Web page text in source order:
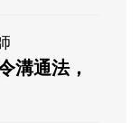
溝通法，